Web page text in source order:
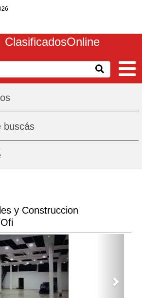
ClasificadosOnline
buscás
y Construccion
Next